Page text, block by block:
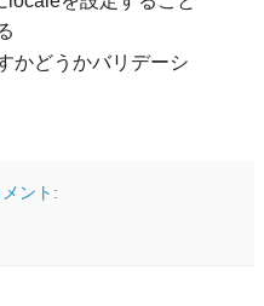
かどうかバリデーシ
ント: